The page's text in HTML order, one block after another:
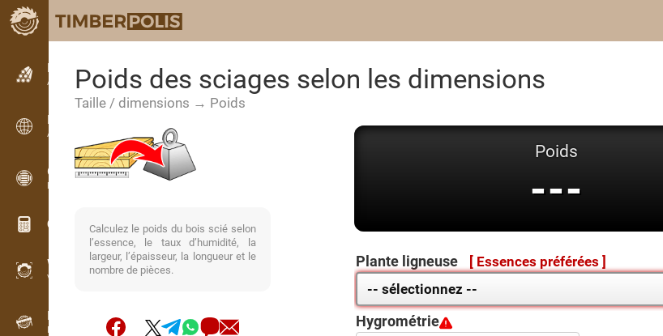
Petites annonces
Annonces texte
Petites annonces
Annonces internationales
OPTI-TIMB
Plans de débit
Calculateurs pour le bois
WoodProfi
Volume de bois avec IA
Enregistreur
Inventaire du bois sur le terrain
Poids des sciages selon les dimensions
Taille / dimensions → Poids
Calculez le poids du bois scié selon
l’essence, le taux d’humidité, la
largeur, l’épaisseur, la longueur et le
nombre de pièces.
Poids
---
Plante ligneuse [ Essences préférées ]
Hygrométrie